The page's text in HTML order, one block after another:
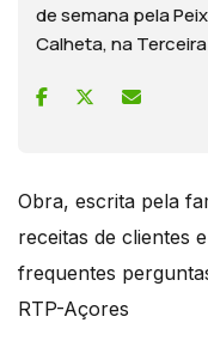
de semana pela
Calheta, na
Obra, escrita pela
receitas de clientes
frequentes
RTP-Açores